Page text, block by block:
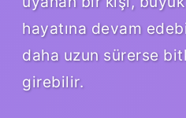
hayatına devam
daha uzun sürerse
girebilir.